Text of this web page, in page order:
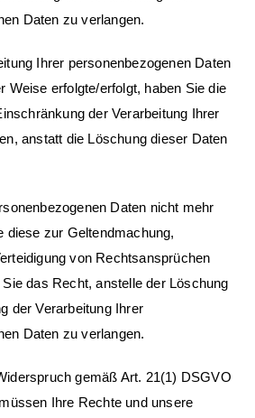
Daten zu verlangen.
Ihrer personenbezogenen Daten
Weise erfolgte/erfolgt, haben Sie die
der Verarbeitung Ihrer
anstatt die Löschung dieser Daten
Daten nicht mehr
diese zur Geltendmachung,
von Rechtsansprüchen
Sie das Recht, anstelle der Löschung
der Verarbeitung Ihrer
Daten zu verlangen.
gemäß Art. 21(1) DSGVO
Ihre Rechte und unsere